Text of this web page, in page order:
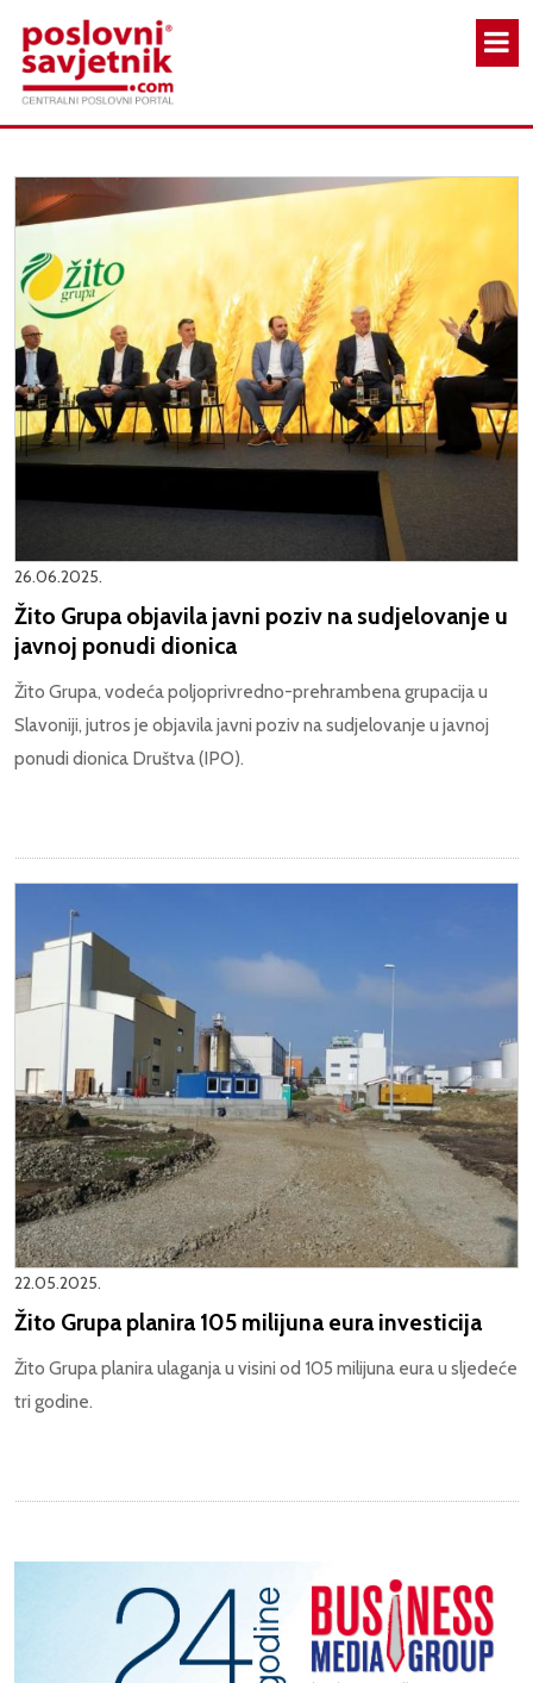
26.06.2025.
Žito Grupa objavila javni poziv na sudjelovanje u
javnoj ponudi dionica
Žito Grupa, vodeća poljoprivredno-prehrambena grupacija u
Slavoniji, jutros je objavila javni poziv na sudjelovanje u javnoj
ponudi dionica Društva (IPO).
22.05.2025.
Žito Grupa planira 105 milijuna eura investicija
Žito Grupa planira ulaganja u visini od 105 milijuna eura u sljedeće
tri godine.